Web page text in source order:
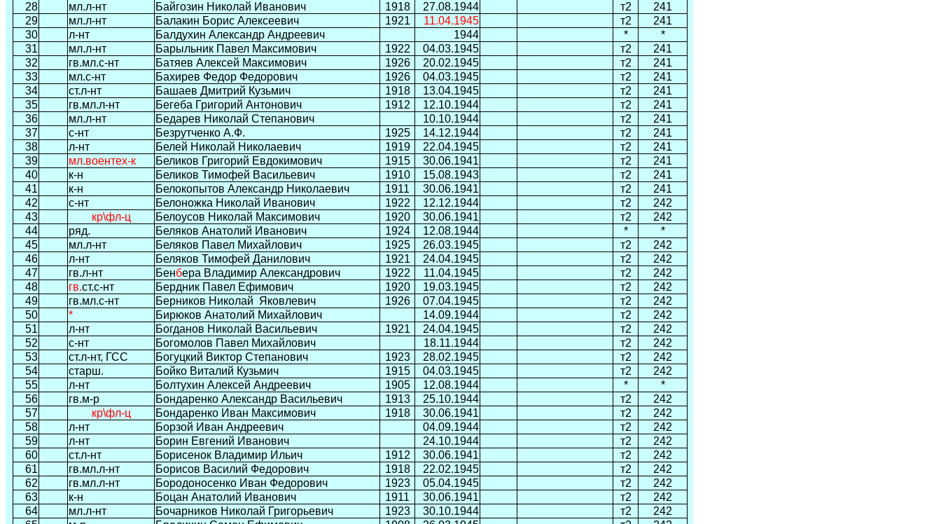
28
мл.л-нт Байгозин Николай Иванович 1918 27.08.1944 т2
241
29
мл.л-нт Балакин Борис Алексеевич 1921 11.04.1945 т2
241
30
л-нт Балдухин Александр Андреевич 1944 *
*
31
мл.л-нт Барыльник Павел Максимович 1922 04.03.1945 т2
241
32
гв.мл.с-нт Батяев Алексей Максимович 1926 20.02.1945 т2
241
33
мл.с-нт Бахирев Федор Федорович 1926 04.03.1945 т2
241
34
ст.л-нт Башаев Дмитрий Кузьмич 1918 13.04.1945 т2
241
35
гв.мл.л-нт Бегеба Григорий Антонович 1912 12.10.1944 т2
241
36
мл.л-нт Бедарев Николай Степанович 10.10.1944 т2
241
37
с-нт Безрутченко А.Ф. 1925 14.12.1944 т2
241
38
л-нт Белей Николай Николаевич 1919 22.04.1945 т2
241
39
мл.воентех-к Беликов Григорий Евдокимович 1915 30.06.1941 т2
241
40
к-н Беликов Тимофей Васильевич 1910 15.08.1943 т2
241
41
к-н Белокопытов Александр Николаевич 1911 30.06.1941 т2
241
42
с-нт Белоножка Николай Иванович 1922 12.12.1944 т2
242
43
кр\фл-ц Белоусов Николай Максимович 1920 30.06.1941 т2
242
44
ряд. Беляков Анатолий Иванович 1924 12.08.1944 *
*
45
мл.л-нт Беляков Павел Михайлович 1925 26.03.1945 т2
242
46
л-нт Беляков Тимофей Данилович 1921 24.04.1945 т2
242
47
гв.л-нт Бенбера Владимир Александрович 1922 11.04.1945 т2
242
48
гв.ст.с-нт Бердник Павел Ефимович 1920 19.03.1945 т2
242
49
гв.мл.с-нт Берников Николай Яковлевич 1926 07.04.1945 т2
242
50
* Бирюков Анатолий Михайлович 14.09.1944 т2
242
51
л-нт Богданов Николай Васильевич 1921 24.04.1945 т2
242
52
с-нт Богомолов Павел Михайлович 18.11.1944 т2
242
53
ст.л-нт, ГСС Богуцкий Виктор Степанович 1923 28.02.1945 т2
242
54
старш. Бойко Виталий Кузьмич 1915 04.03.1945 т2
242
55
л-нт Болтухин Алексей Андреевич 1905 12.08.1944 *
*
56
гв.м-р Бондаренко Александр Васильевич 1913 25.10.1944 т2
242
57
кр\фл-ц Бондаренко Иван Максимович 1918 30.06.1941 т2
242
58
л-нт Борзой Иван Андреевич 04.09.1944 т2
242
59
л-нт Борин Евгений Иванович 24.10.1944 т2
242
60
ст.л-нт Борисенок Владимир Ильич 1912 30.06.1941 т2
242
61
гв.мл.л-нт Борисов Василий Федорович 1918 22.02.1945 т2
242
62
гв.мл.л-нт Бородоносенко Иван Федорович 1923 05.04.1945 т2
242
63
к-н Боцан Анатолий Иванович 1911 30.06.1941 т2
242
64
мл.л-нт Бочарников Николай Григорьевич 1923 30.10.1944 т2
242